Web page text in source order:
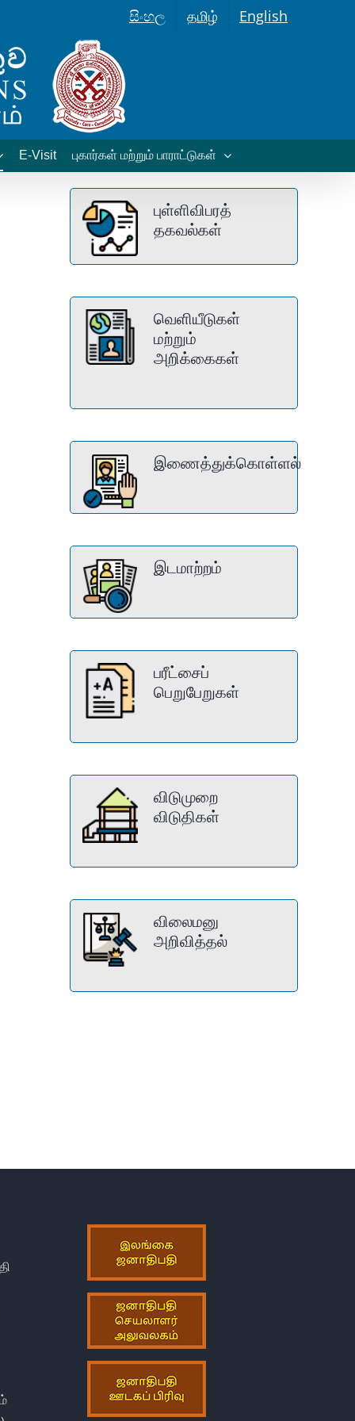
සිංහල தமிழ் English
E-Visit புகார்கள் மற்றும் பாராட்டுகள்
புள்ளிவிபரத்
தகவல்கள்
வெளியீடுகள்
மற்றும்
அறிக்கைகள்
இணைத்துக்கொள்ளல்
இடமாற்றம்
பரீட்சைப்
பெறுபேறுகள்
விடுமுறை
விடுதிகள்
விலைமனு
அறிவித்தல்